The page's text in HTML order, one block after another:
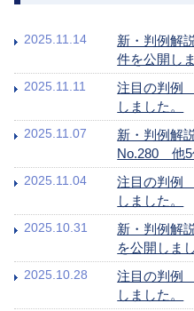
2025.11.14
新・判例解
件を公開し
2025.11.11
注目の判例
しました。
2025.11.07
新・判例解
No.280 他5
2025.11.04
注目の判例
しました。
2025.10.31
新・判例解
を公開しま
2025.10.28
注目の判例
しました。